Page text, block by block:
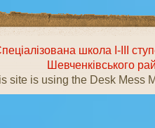
школа І-ІІІ
Шевченківського
site is using the Desk Mess